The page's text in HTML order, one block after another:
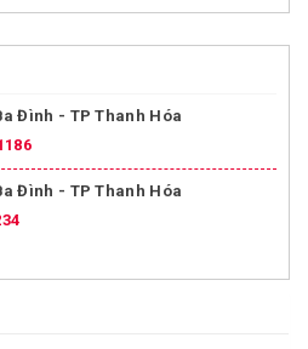
Đình - TP Thanh Hóa
Đình - TP Thanh Hóa